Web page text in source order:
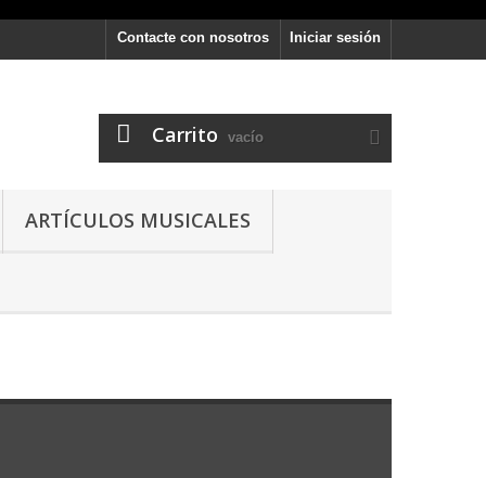
Iniciar sesión
Contacte con nosotros
Carrito vacío
ARTÍCULOS MUSICALES